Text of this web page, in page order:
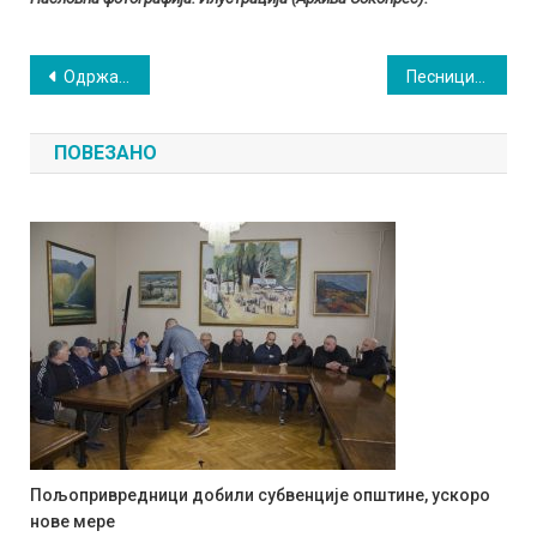
Кретање
чланка
Одржана Друга Гастро манифестација у Читлуку
ПОВЕЗАНО
Пољопривредници добили субвенције општине, ускоро
нове мере